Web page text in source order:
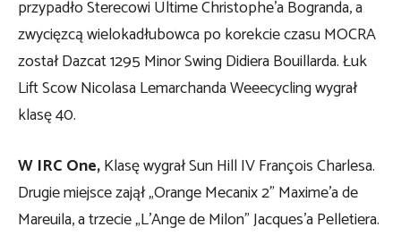
przypadło Sterecowi Ultime Christophe’a Bogranda, a
zwycięzcą wielokadłubowca po korekcie czasu MOCRA
został Dazcat 1295 Minor Swing Didiera Bouillarda. Łuk
Lift Scow Nicolasa Lemarchanda Weeecycling wygrał
klasę 40.
W IRC One,Klasę wygrał Sun Hill IV François Charlesa.
Drugie miejsce zajął „Orange Mecanix 2” Maxime’a de
Mareuila, a trzecie „L’Ange de Milon” Jacques’a Pelletiera.